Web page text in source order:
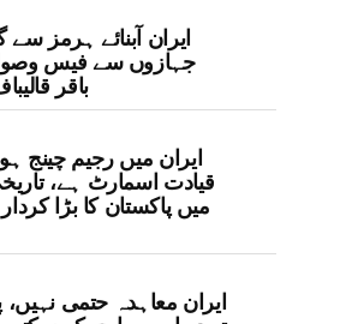
ایران آبنائے ہرمز سے
جہازوں سے فیس
باقر
ایران میں رجیم چینج
قیادت اسمارٹ ہے،
میں پاکستان کا بڑا
ایران معاہدہ حتمی نہیں،